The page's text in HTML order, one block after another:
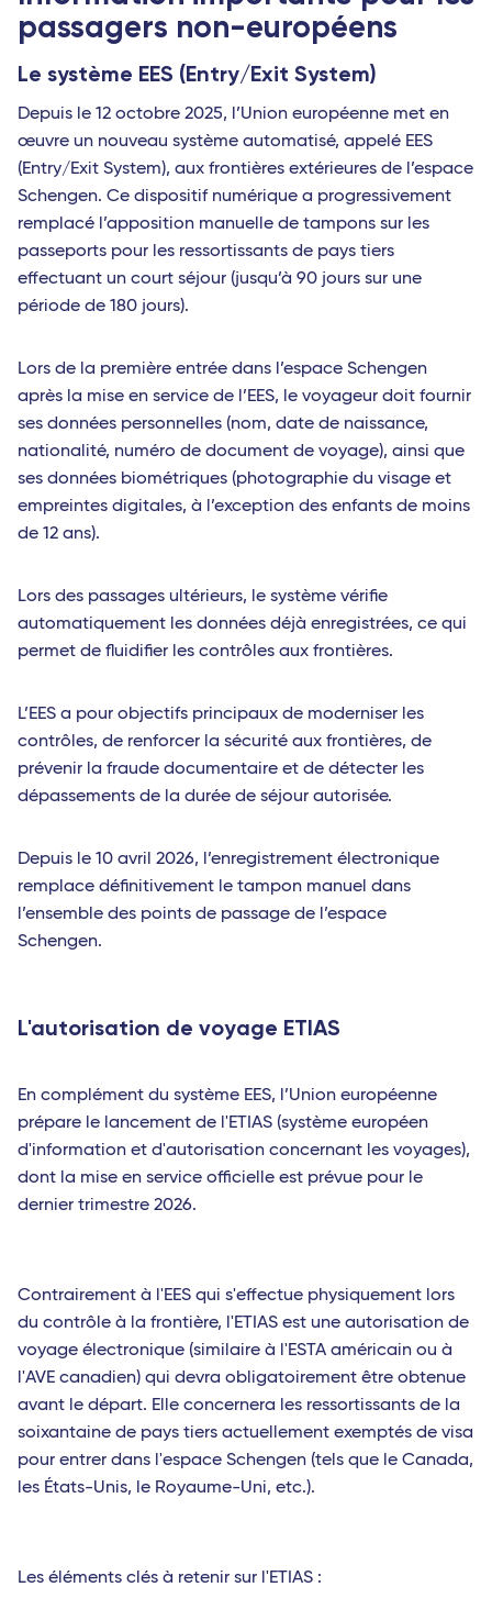
passagers non-européens
Le système EES (Entry/Exit System)
Depuis le 12 octobre 2025, l’Union européenne met en
œuvre un nouveau système automatisé, appelé EES
(Entry/Exit System), aux frontières extérieures de l’espace
Schengen. Ce dispositif numérique a progressivement
remplacé l’apposition manuelle de tampons sur les
passeports pour les ressortissants de pays tiers
effectuant un court séjour (jusqu’à 90 jours sur une
période de 180 jours).
Lors de la première entrée dans l’espace Schengen
après la mise en service de l’EES, le voyageur doit fournir
ses données personnelles (nom, date de naissance,
nationalité, numéro de document de voyage), ainsi que
ses données biométriques (photographie du visage et
empreintes digitales, à l’exception des enfants de moins
de 12 ans).
Lors des passages ultérieurs, le système vérifie
automatiquement les données déjà enregistrées, ce qui
permet de fluidifier les contrôles aux frontières.
L’EES a pour objectifs principaux de moderniser les
contrôles, de renforcer la sécurité aux frontières, de
prévenir la fraude documentaire et de détecter les
dépassements de la durée de séjour autorisée.
Depuis le 10 avril 2026, l’enregistrement électronique
remplace définitivement le tampon manuel dans
l’ensemble des points de passage de l’espace
Schengen.
L'autorisation de voyage ETIAS
En complément du système EES, l’Union européenne
prépare le lancement de l'ETIAS (système européen
d'information et d'autorisation concernant les voyages),
dont la mise en service officielle est prévue pour le
dernier trimestre 2026.
Contrairement à l'EES qui s'effectue physiquement lors
du contrôle à la frontière, l'ETIAS est une autorisation de
voyage électronique (similaire à l'ESTA américain ou à
l'AVE canadien) qui devra obligatoirement être obtenue
avant le départ. Elle concernera les ressortissants de la
soixantaine de pays tiers actuellement exemptés de visa
pour entrer dans l'espace Schengen (tels que le Canada,
les États-Unis, le Royaume-Uni, etc.).
Les éléments clés à retenir sur l'ETIAS :